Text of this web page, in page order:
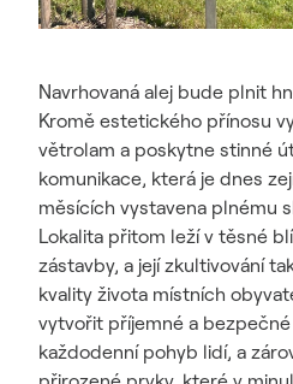
Navrhovaná alej bude plnit
Kromě estetického přínosu
větrolam a poskytne stinné
komunikace, která je dnes
měsících vystavena plnému
Lokalita přitom leží v těsné
zástavby, a její zkultivování
kvality života místních
vytvořit příjemné a
každodenní pohyb lidí, a